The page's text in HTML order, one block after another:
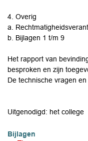
4. Overig
a.
b. Bijlagen 1 t/m 9
Het rapport van
besproken en zijn
De technische vragen
Uitgenodigd: het college
Bijlagen